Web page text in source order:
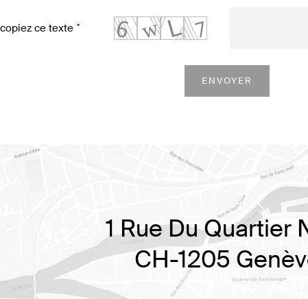
ce texte *
ENVOYER
1 Rue Du Quartier
CH-1205